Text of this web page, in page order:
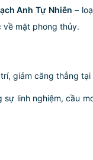
Anh Tự Nhiên –
mặt phong thủy.
giảm căng thẳng tại
linh nghiệm, cầu